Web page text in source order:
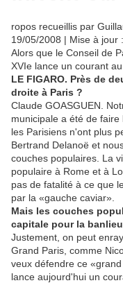
ropos recueillis par
19/05/2008 | Mise à jour
Alors que le Conseil de
XVIe lance un courant
LE FIGARO. Près de
droite à Paris ?
Claude GOASGUEN.
municipale a été de
les Parisiens n'ont plus
Bertrand Delanoë et
couches populaires. La
populaire à Rome et à
pas de fatalité à ce que
par la «gauche caviar».
Mais les couches
capitale pour la
Justement, on peut
Grand Paris, comme
veux défendre ce
lance aujourd'hui un